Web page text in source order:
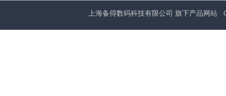
上海备得数码科技有限公司 旗下产品网站